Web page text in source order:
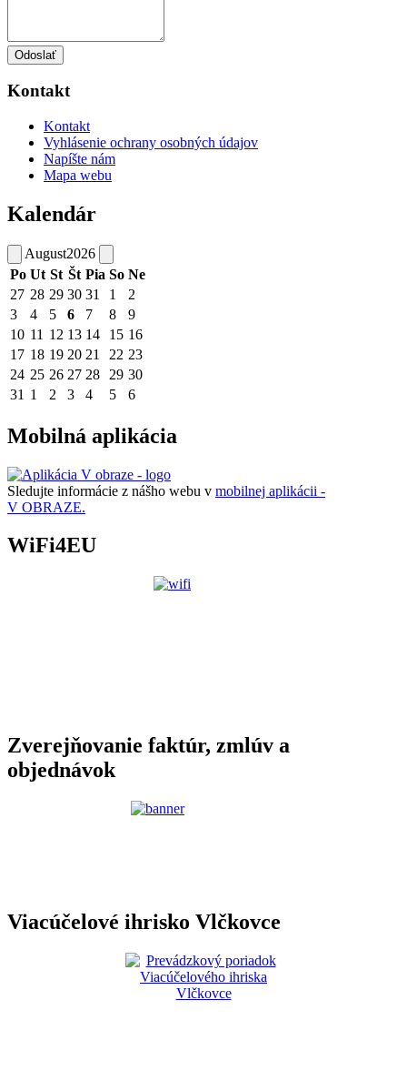
Odoslať
Kontakt
Kontakt
Vyhlásenie ochrany osobných údajov
Napíšte nám
Mapa webu
Kalendár
August2026
Po Ut St Št Pia So Ne
27 28 29 30 31 1
2
3
4 5 6 7 8
9
10 11 12 13 14 15 16
17 18 19 20 21 22 23
24 25 26 27 28 29 30
31 1 2 3 4 5 6
Mobilná aplikácia
Sledujte informácie z nášho webu v mobilnej aplikácii -
V OBRAZE.
WiFi4EU
Zverejňovanie faktúr, zmlúv a
objednávok
Viacúčelové ihrisko Vlčkovce